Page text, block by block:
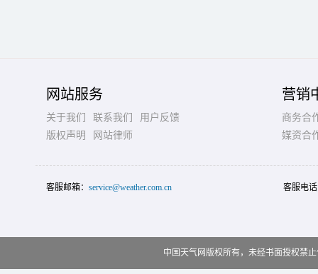
网站服务
关于我们 联系我们
用户反馈
版权声明
网站律师
营销
商务合
媒资合
客服邮箱： service@weather.com.cn 客服电
中国天气网版权所有，未经书面授权